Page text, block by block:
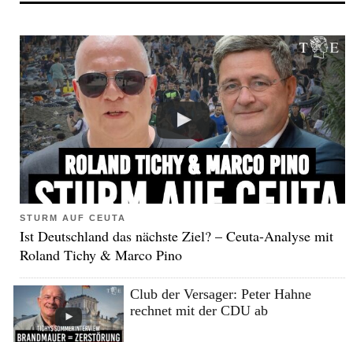
STURM AUF CEUTA
Ist Deutschland das nächste Ziel? – Ceuta-Analyse mit
Roland Tichy & Marco Pino
Club der Versager: Peter Hahne
rechnet mit der CDU ab